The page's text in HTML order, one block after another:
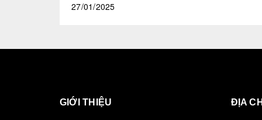
27/01/2025
GIỚI THIỆU ĐỊA